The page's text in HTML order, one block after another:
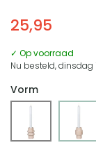
25,95
✓ Op voorraad
Nu besteld, dinsdag
Vorm